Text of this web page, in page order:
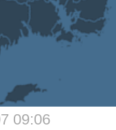
09:06